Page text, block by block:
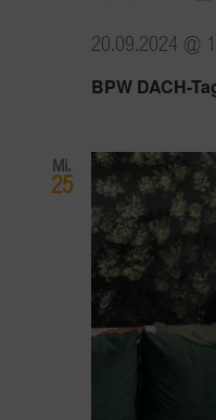
BPW DACH-
20.09.2024 @
Mi.
25